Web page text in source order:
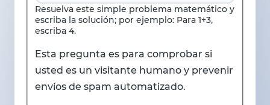
Resuelva este simple problema matemático y
escriba la solución; por ejemplo: Para 1+3,
escriba 4.
Esta pregunta es para comprobar si
usted es un visitante humano y prevenir
envíos de spam automatizado.